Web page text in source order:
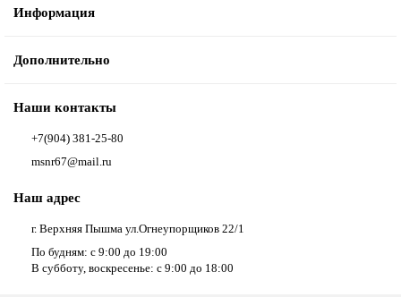
Информация
Дополнительно
Наши контакты
+7(904) 381-25-80
msnr67@mail.ru
Наш адрес
г. Верхняя Пышма ул.Огнеупорщиков 22/1
По будням: с 9:00 до 19:00
В субботу, воскресенье: с 9:00 до 18:00